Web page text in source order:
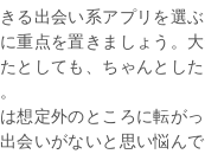
る出会い系アプリを選
重点を置きましょう。
としても、ちゃんとし
想定外のところに転が
会いがないと思い悩ん